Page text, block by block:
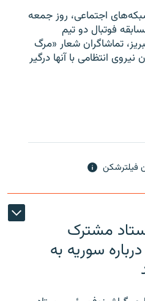
اجتماعی، روز جمعه
فوتبال دو تیم
تماشاگران شعار «مرگ
نیروی انتظامی با آنها درگیر
فیلترشکن
مشترک
سوریه به